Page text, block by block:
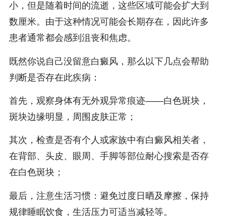
小，但是随着时间的流逝，这些区域可能会扩大到
数厘米。由于这种情况可能会长期存在，因此许多
患者通常都会感到沮丧和焦虑。
既然你说自己没留意白癜风，那么以下几点会帮助
判断是否存在此疾病：
首先，观察身体有无外观异常痕迹——白色斑块，
斑块边缘明显，周围皮肤正常；
其次，检查是否有个人或家族中有白癜风相关者，
在背部、头皮、眼周、手脚等部位耐心搜索是否存
在白色斑块；
最后，注意生活习惯：避免过度日晒及摩擦，保持
规律睡眠饮食，生活压力可适当减轻等。